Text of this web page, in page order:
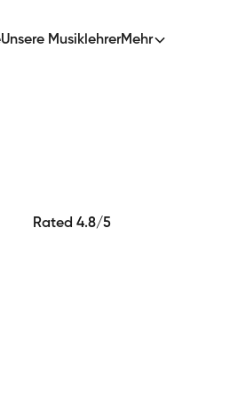
Unsere MusiklehrerMehr
Rated 4.8/5